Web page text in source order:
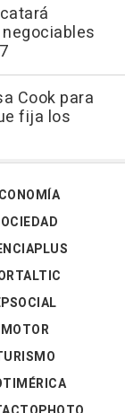
Cook para
fija los
MOTOR